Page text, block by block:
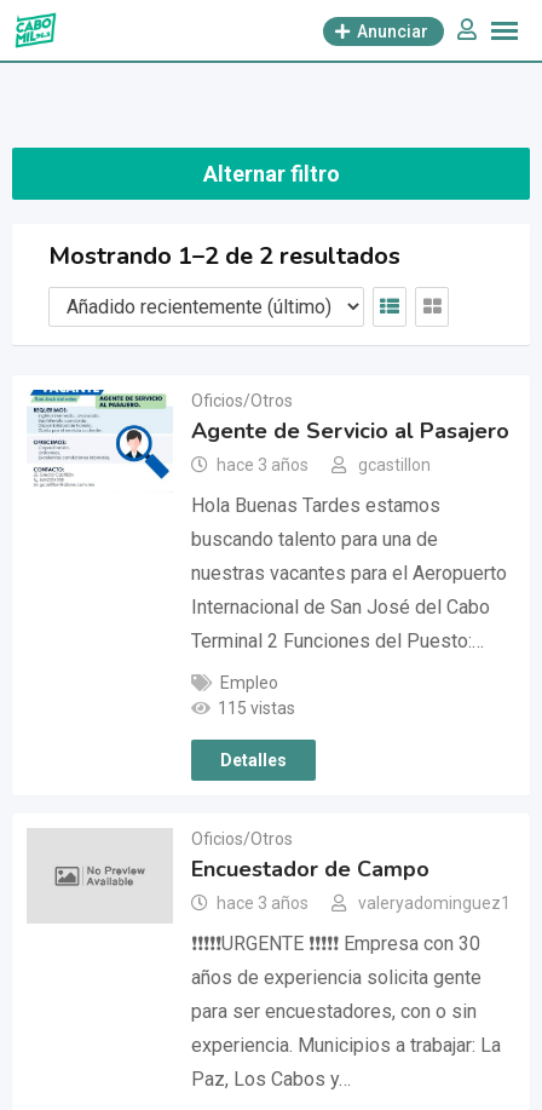
saltar
Anunciar
Alternar filtro
Mostrando 1–2 de 2 resultados
Oficios/Otros
Agente de Servicio al Pasajero
hace 3 años gcastillon
Hola Buenas Tardes estamos
buscando talento para una de
nuestras vacantes para el Aeropuerto
Internacional de San José del Cabo
Terminal 2 Funciones del Puesto:…
Empleo
115 vistas
Detalles
Oficios/Otros
Encuestador de Campo
hace 3 años valeryadominguez1
❗❗❗❗❗URGENTE ❗❗❗❗❗ Empresa con 30
años de experiencia solicita gente
para ser encuestadores, con o sin
experiencia. Municipios a trabajar: La
Paz, Los Cabos y…